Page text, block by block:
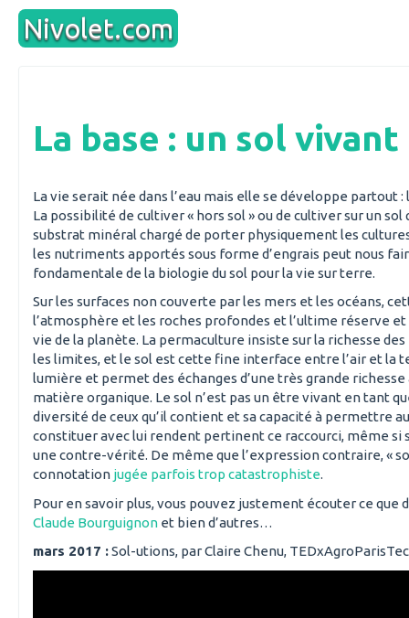
Aller
contenu
Nivolet.com
La base : un sol vivant
La vie serait née dans l’eau mais elle se développe partout
La possibilité de cultiver « hors sol » ou de cultiver sur un sol
substrat minéral chargé de porter physiquement les
les nutriments apportés sous forme d’engrais peut nous
fondamentale de la biologie du sol pour la vie sur terre.
Sur les surfaces non couverte par les mers et les océans,
l’atmosphère et les roches profondes et l’ultime réserve
vie de la planète. La permaculture insiste sur la richesse
les limites, et le sol est cette fine interface entre l’air et la
lumière et permet des échanges d’une très grande
matière organique. Le sol n’est pas un être vivant en tant
diversité de ceux qu’il contient et sa capacité à permettre
constituer avec lui rendent pertinent ce raccourci, même si
une contre-vérité. De même que l’expression contraire, «
connotation jugée parfois trop catastrophiste.
Pour en savoir plus, vous pouvez justement écouter ce que
Claude Bourguignon et bien d’autres…
mars 2017 :Sol-utions, par Claire Chenu,